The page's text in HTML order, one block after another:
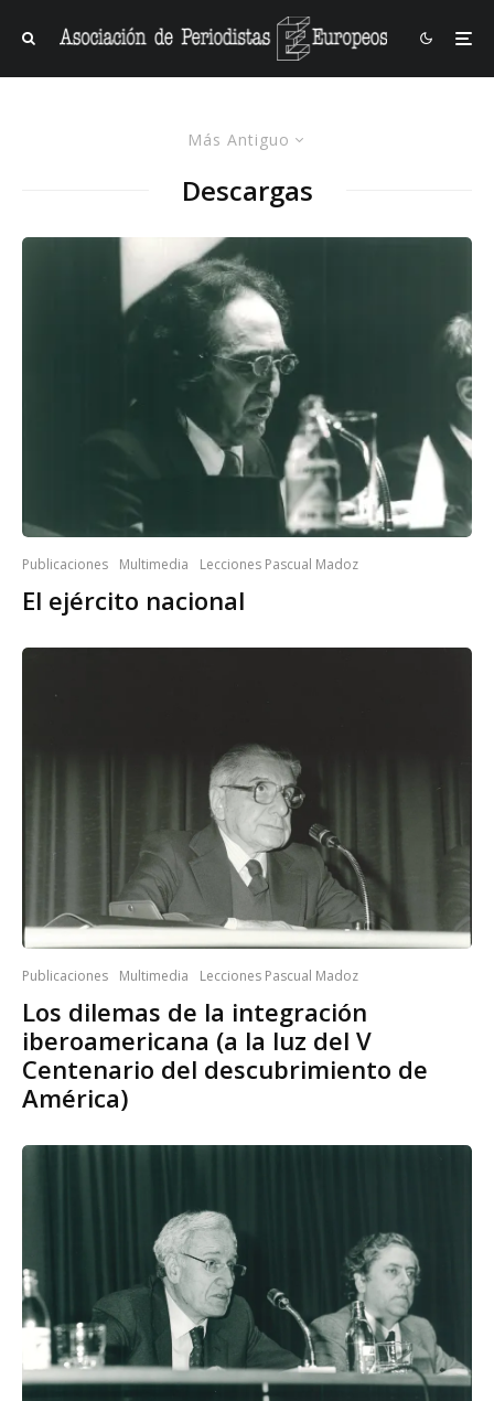
Más Antiguo
Descargas
Publicaciones Multimedia Lecciones Pascual Madoz
El ejército nacional
Publicaciones Multimedia Lecciones Pascual Madoz
Los dilemas de la integración
iberoamericana (a la luz del V
Centenario del descubrimiento de
América)